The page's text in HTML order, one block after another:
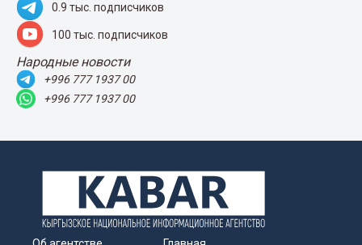
0.9 тыс. подписчиков
100 тыс. подписчиков
Народные новости
+996 777 1937 00
+996 777 1937 00